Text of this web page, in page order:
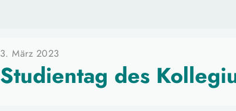
3. März 2023
Studientag des